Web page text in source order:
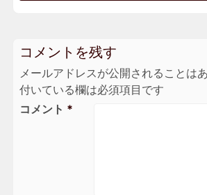
コメントを残す
メールアドレスが公開されることはあ
付いている欄は必須項目です
コメント *